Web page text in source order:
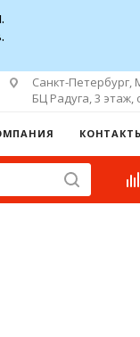
Санкт-Петербург,
БЦ Радуга, 3 этаж,